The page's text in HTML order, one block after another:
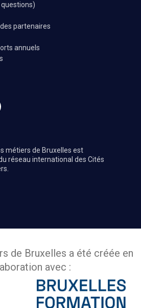
questions)
partenaires
annuels
métiers de Bruxelles est
réseau international des Cités
de Bruxelles a été créée en
avec :